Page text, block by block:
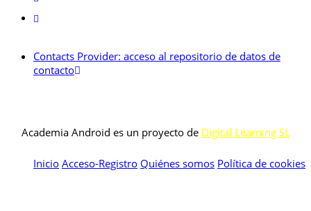
Contacts Provider: acceso al repositorio de datos de
contacto
Academia Android es un proyecto de Digital Learning SL
Inicio Acceso-Registro Quiénes somos Política de cookies